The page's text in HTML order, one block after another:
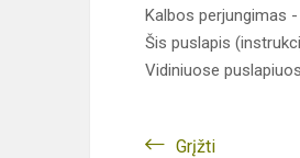
Kalbos perjungimas -
Šis puslapis
Vidiniuose
Grįžti